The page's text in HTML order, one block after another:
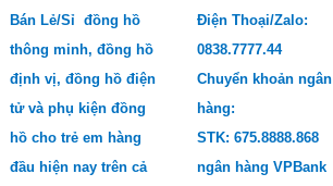
Bán Lẻ/Sỉ đồng hồ
thông minh, đồng hồ
định vị, đồng hồ điện
tử và phụ kiện đồng
hồ cho trẻ em hàng
đầu hiện nay trên cả
Điện Thoại/Zalo:
0838.7777.44
Chuyển khoản ngân
hàng:
STK: 675.8888.868
ngân hàng VPBank